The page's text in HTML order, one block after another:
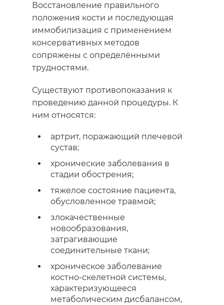
Восстановление правильного
положения кости и последующая
иммобилизация с применением
консервативных методов
сопряжены с определёнными
трудностями.
Существуют противопоказания к
проведению данной процедуры. К
ним относятся:
артрит, поражающий плечевой
сустав;
хронические заболевания в
стадии обострения;
тяжелое состояние пациента,
обусловленное травмой;
злокачественные
новообразования,
затрагивающие
соединительные ткани;
хроническое заболевание
костно-скелетной системы,
характеризующееся
метаболическим дисбалансом,